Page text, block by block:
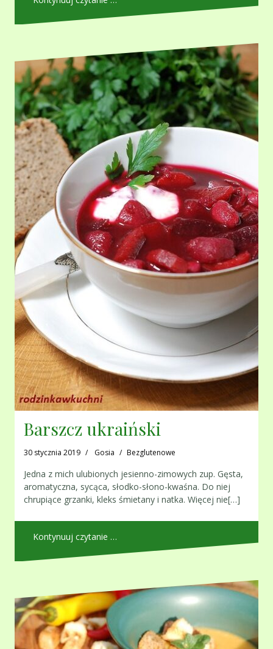
Barszcz ukraiński
30 stycznia 2019 Gosia Bezglutenowe
Jedna z mich ulubionych jesienno-zimowych zup. Gęsta,
aromatyczna, sycąca, słodko-słono-kwaśna. Do niej
chrupiące grzanki, kleks śmietany i natka. Więcej nie[…]
Kontynuuj czytanie …